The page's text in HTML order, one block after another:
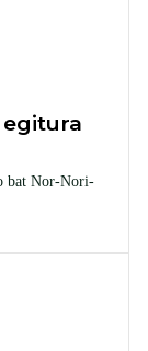
bat Nor-Nori-